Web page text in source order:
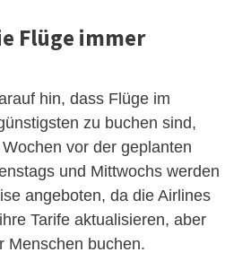
Flüge immer
hin, dass Flüge im
zu buchen sind,
vor der geplanten
und Mittwochs werden
angeboten, da die Airlines
Tarife aktualisieren, aber
Menschen buchen.